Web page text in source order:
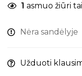
1 asmuo žiūri
Nėra sandėlyje
Užduoti